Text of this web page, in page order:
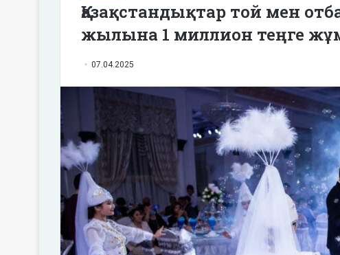
Қазақстандықтар той мен
жылына 1 миллион теңге
07.04.2025